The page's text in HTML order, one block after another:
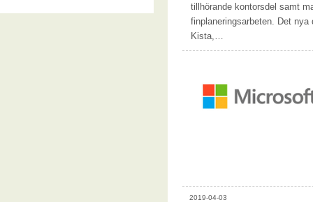
tillhörande kontorsdel samt
finplaneringsarbeten. Det
Kista,…
2019-04-03